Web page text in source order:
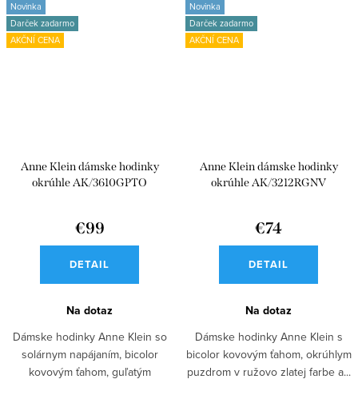
Novinka
Darček zadarmo
AKČNÍ CENA
Anne Klein dámske hodinky
okrúhle AK/3610GPTO
€99
DETAIL
Na dotaz
Dámske hodinky Anne Klein so
solárnym napájaním, bicolor
kovovým ťahom, guľatým
Novinka
Darček zadarmo
AKČNÍ CENA
Anne Klein dámske hodinky
okrúhle AK/3212RGNV
€74
DETAIL
Na dotaz
Dámske hodinky Anne Klein s
bicolor kovovým ťahom, okrúhlym
puzdrom v ružovo zlatej farbe a...